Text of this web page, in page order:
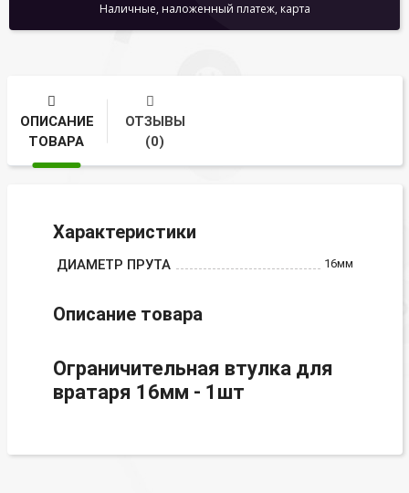
Наличные, наложенный платеж, карта
ОПИСАНИЕ
ТОВАРА
ОТЗЫВЫ
(0)
Характеристики
ДИАМЕТР ПРУТА 16мм
Описание товара
Ограничительная втулка для
вратаря 16мм - 1шт